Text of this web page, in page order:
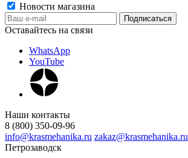
Новости магазина
Оставайтесь на связи
WhatsApp
YouTube
Наши контакты
8 (800) 350-09-96
info@krasmehanika.ru zakaz@krasmehanika.ru
Петрозаводск